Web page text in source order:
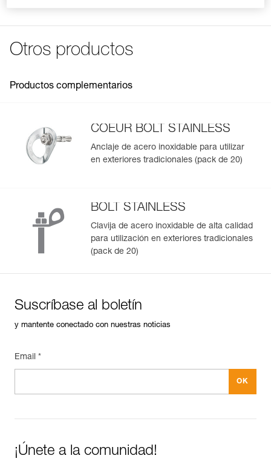
- La anchura del orificio permite instalar dos mosquetones
Prevención del desgaste de los mosquetones: el grosor
Disponible para clavijas de dos diámetros (10 o 12 mm).
Nota: Para las referencias vendidas por lote, no se
Garantía : 3 Años
Pack : 1
Diámetro : 12 mm
Descargar el pdf Declaration of conformity-P36AS 10_12-
FAQ
Ver todo el contenido técnico
Otros productos
Productos complementarios
COEUR BOLT STAINLESS
Anclaje de acero inoxidable para utilizar
en exteriores tradicionales (pack de 20)
BOLT STAINLESS
Clavija de acero inoxidable de alta calidad
para utilización en exteriores tradicionales
(pack de 20)
Suscríbase al boletín
y mantente conectado con nuestras noticias
Email *
¡Únete a la comunidad!